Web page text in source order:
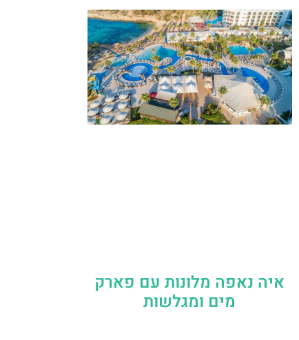
איה נאפה מלונות עם פארק
מים ומגלשות